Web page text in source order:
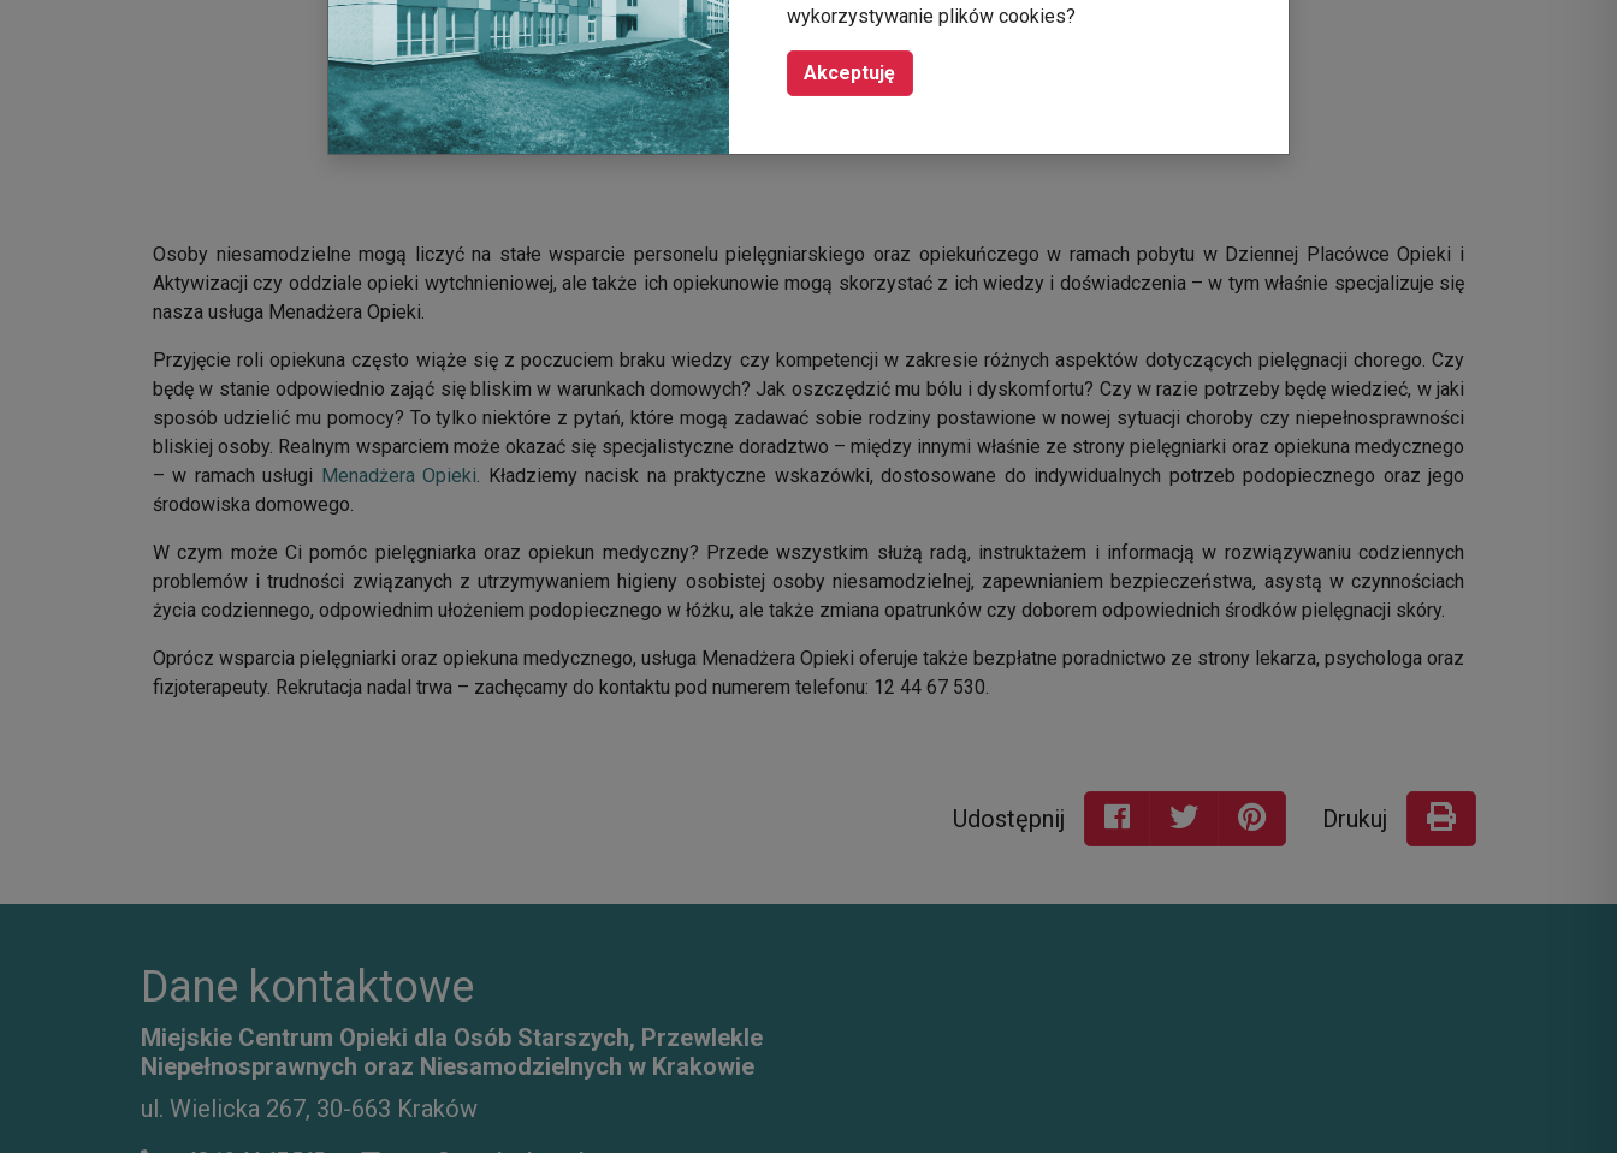
Osoby niesamodzielne mogą liczyć na stałe wsparcie personelu pielęgniarskiego oraz opiekuńczego w ramach pobytu w Dziennej Placówce Opieki i
Aktywizacji czy oddziale opieki wytchnieniowej, ale także ich opiekunowie mogą skorzystać z ich wiedzy i doświadczenia – w tym właśnie specjalizuje się
nasza usługa Menadżera Opieki.
Przyjęcie roli opiekuna często wiąże się z poczuciem braku wiedzy czy kompetencji w zakresie różnych aspektów dotyczących pielęgnacji chorego. Czy
będę w stanie odpowiednio zająć się bliskim w warunkach domowych? Jak oszczędzić mu bólu i dyskomfortu? Czy w razie potrzeby będę wiedzieć, w jaki
sposób udzielić mu pomocy? To tylko niektóre z pytań, które mogą zadawać sobie rodziny postawione w nowej sytuacji choroby czy niepełnosprawności
bliskiej osoby. Realnym wsparciem może okazać się specjalistyczne doradztwo – między innymi właśnie ze strony pielęgniarki oraz opiekuna medycznego
– w ramach usługi Menadżera Opieki. Kładziemy nacisk na praktyczne wskazówki, dostosowane do indywidualnych potrzeb podopiecznego oraz jego
środowiska domowego.
W czym może Ci pomóc pielęgniarka oraz opiekun medyczny? Przede wszystkim służą radą, instruktażem i informacją w rozwiązywaniu codziennych
problemów i trudności związanych z utrzymywaniem higieny osobistej osoby niesamodzielnej, zapewnianiem bezpieczeństwa, asystą w czynnościach
życia codziennego, odpowiednim ułożeniem podopiecznego w łóżku, ale także zmiana opatrunków czy doborem odpowiednich środków pielęgnacji skóry.
Oprócz wsparcia pielęgniarki oraz opiekuna medycznego, usługa Menadżera Opieki oferuje także bezpłatne poradnictwo ze strony lekarza, psychologa oraz
fizjoterapeuty. Rekrutacja nadal trwa – zachęcamy do kontaktu pod numerem telefonu: 12 44 67 530.
Udostępnij Drukuj
wykorzystywanie plików cookies?
Akceptuję
Dane kontaktowe
Miejskie Centrum Opieki dla Osób Starszych, Przewlekle
Niepełnosprawnych oraz Niesamodzielnych w Krakowie
ul. Wielicka 267, 30-663 Kraków